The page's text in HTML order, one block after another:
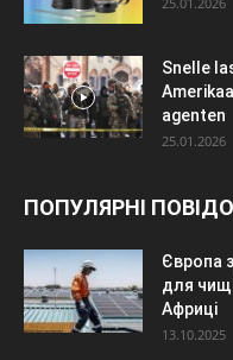
Snelle
agenten
25.01.2026
ПОПУЛЯРНІ
Європа
для
Африці
13.10.2025